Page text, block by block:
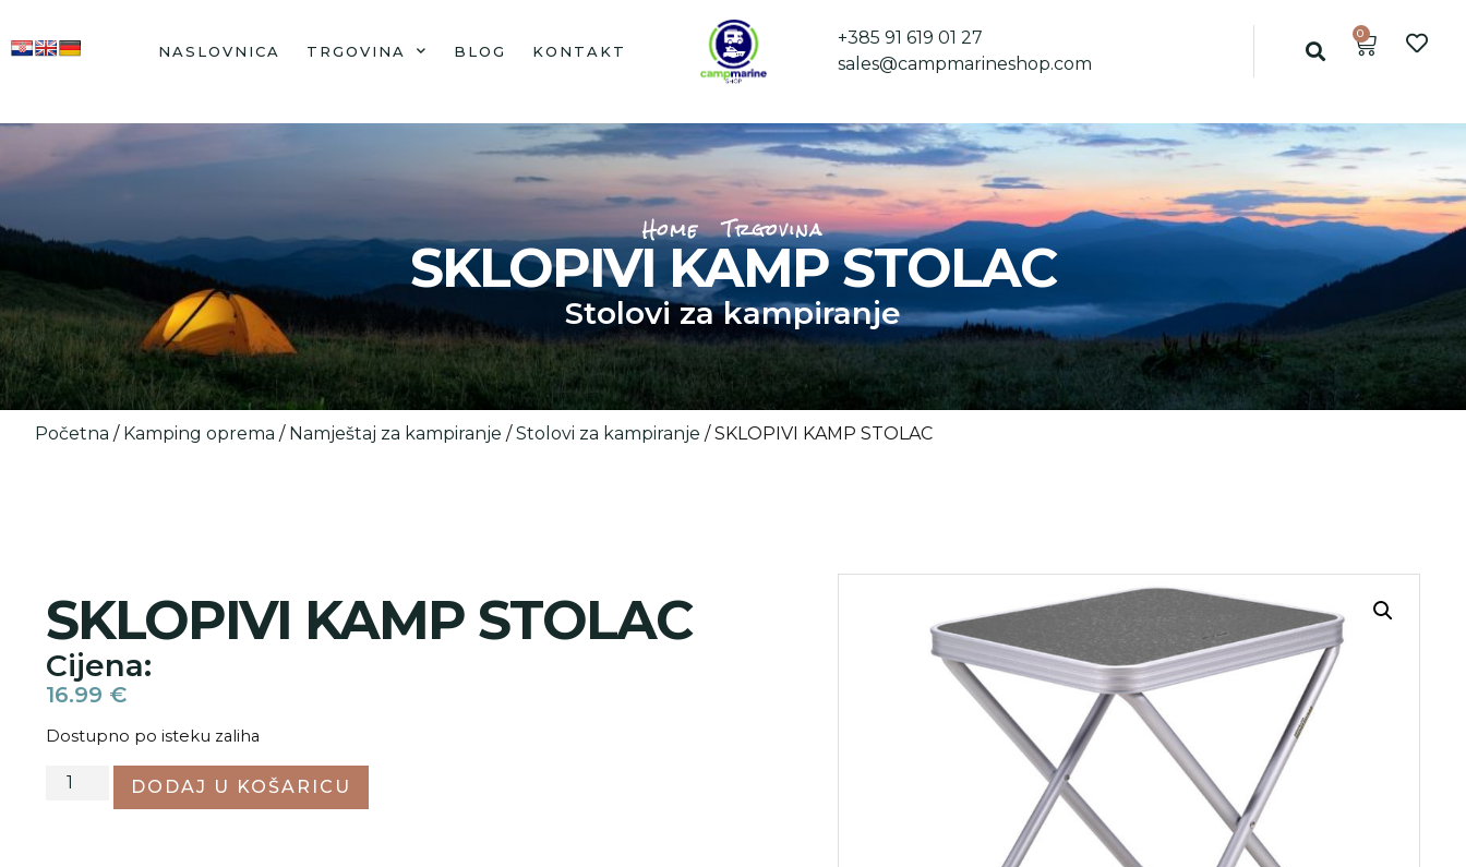
NASLOVNICA TRGOVINA BLOG KONTAKT
+385 91 619 01 27
sales@campmarineshop.com
0
Home Trgovina
SKLOPIVI KAMP STOLAC
Stolovi za kampiranje
Početna / Kamping oprema / Namještaj za kampiranje /Stolovi za kampiranje / SKLOPIVI KAMP STOLAC
SKLOPIVI KAMP STOLAC
Cijena:
16.99 €
Dostupno po isteku zaliha
DODAJ U KOŠARICU